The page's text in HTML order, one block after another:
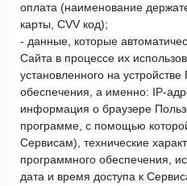
оплата (наименование
карты, CVV код);
- данные, которые
Сайта в процессе их
установленного на
обеспечения, а именно: IP-
информация о браузере
программе, с помощью
Сервисам), технические
программного обеспечения,
дата и время доступа к